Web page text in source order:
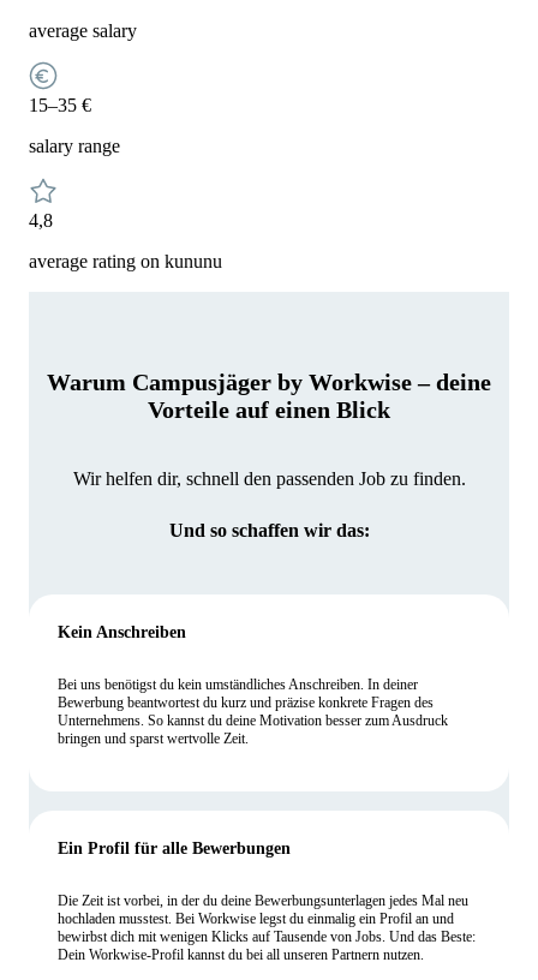
average salary
15–35 €
salary range
4,8
average rating on kununu
Warum Campusjäger by Workwise – deine
Vorteile auf einen Blick
Wir helfen dir, schnell den passenden Job zu finden.
Und so schaffen wir das:
Kein Anschreiben
Bei uns benötigst du kein umständliches Anschreiben. In deiner
Bewerbung beantwortest du kurz und präzise konkrete Fragen des
Unternehmens. So kannst du deine Motivation besser zum Ausdruck
bringen und sparst wertvolle Zeit.
Ein Profil für alle Bewerbungen
Die Zeit ist vorbei, in der du deine Bewerbungsunterlagen jedes Mal neu
hochladen musstest. Bei Workwise legst du einmalig ein Profil an und
bewirbst dich mit wenigen Klicks auf Tausende von Jobs. Und das Beste:
Dein Workwise-Profil kannst du bei all unseren Partnern nutzen.